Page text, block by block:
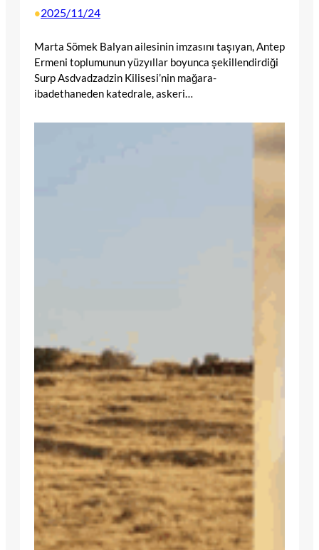
•2025/11/24
Marta Sömek Balyan ailesinin imzasını taşıyan, Antep
Ermeni toplumunun yüzyıllar boyunca şekillendirdiği
Surp Asdvadzadzin Kilisesi’nin mağara-
ibadethaneden katedrale, askeri…